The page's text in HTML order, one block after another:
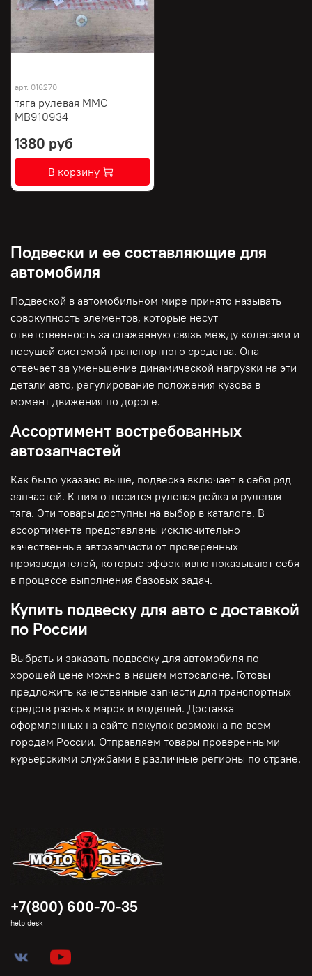
арт. 016270
тяга рулевая MMC
MB910934
1380 руб
В корзину
Подвески и ее составляющие для
автомобиля
Подвеской в автомобильном мире принято называть
совокупность элементов, которые несут
ответственность за слаженную связь между колесами и
несущей системой транспортного средства. Она
отвечает за уменьшение динамической нагрузки на эти
детали авто, регулирование положения кузова в
момент движения по дороге.
Ассортимент востребованных
автозапчастей
Как было указано выше, подвеска включает в себя ряд
запчастей. К ним относится рулевая рейка и рулевая
тяга. Эти товары доступны на выбор в каталоге. В
ассортименте представлены исключительно
качественные автозапчасти от проверенных
производителей, которые эффективно показывают себя
в процессе выполнения базовых задач.
Купить подвеску для авто с доставкой
по России
Выбрать и заказать подвеску для автомобиля по
хорошей цене можно в нашем мотосалоне. Готовы
предложить качественные запчасти для транспортных
средств разных марок и моделей. Доставка
оформленных на сайте покупок возможна по всем
городам России. Отправляем товары проверенными
курьерскими службами в различные регионы по стране.
+7(800) 600-70-35
help desk